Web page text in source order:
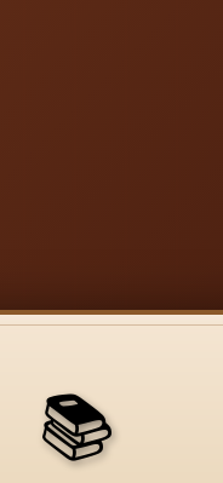
📚